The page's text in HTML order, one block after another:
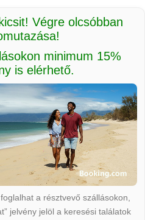
Végre olcsóbban
minimum 15%
is elérhető.
a résztvevő szállásokon,
jelvény jelöl a keresési találatok